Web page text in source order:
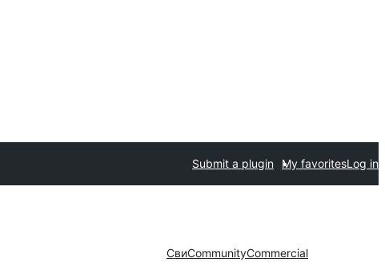
Submit a plugin My favoritesLog in
СвиCommunityCommercial